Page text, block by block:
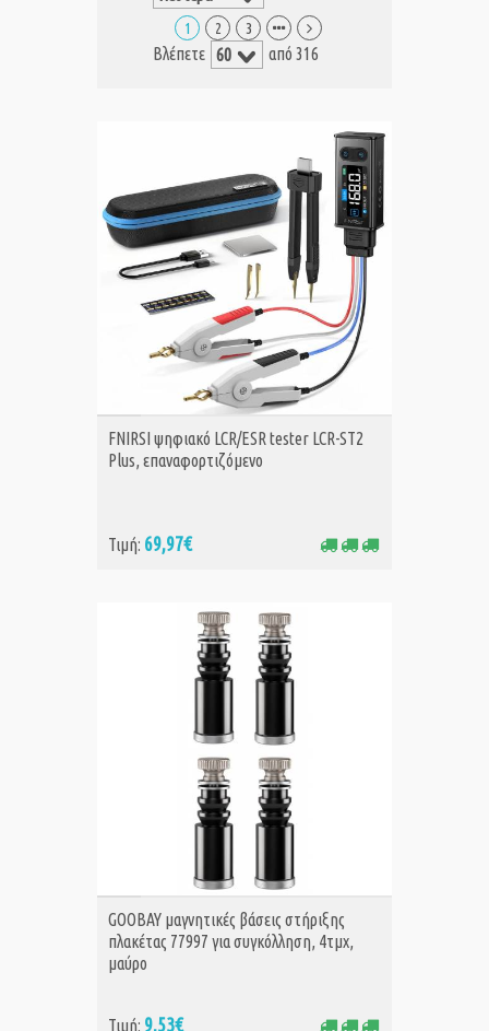
1 2 3
Βλέπετε από 316
ΑΓΟΡΑ
FNIRSI ψηφιακό LCR/ESR tester LCR-ST2
Plus, επαναφορτιζόμενο
Τιμή: 69,97€
ΑΓΟΡΑ
GOOBAY μαγνητικές βάσεις στήριξης
πλακέτας 77997 για συγκόλληση, 4τμχ,
μαύρο
Τιμή: 9,53€